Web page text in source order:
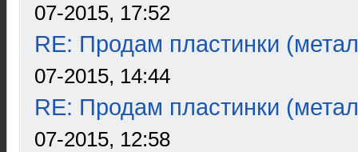
07-2015, 17:52
RE: Продам пластинки
07-2015, 14:44
RE: Продам пластинки
07-2015, 12:58